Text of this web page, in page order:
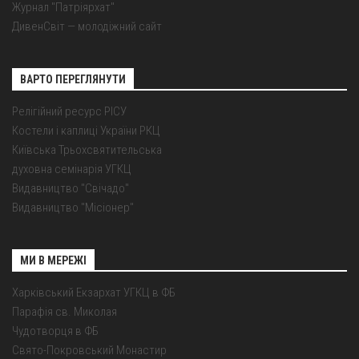
Журнал "Патріярхат"
ДивенСвіт — молодіжний сайт
ВАРТО ПЕРЕГЛЯНУТИ
Релігійний ресурс РІСУ
Костели і каплиці України РКЦ
Київська Трьохсвятительська
духовна семінарія УГКЦ
Видавництво "Свічадо"
Видавництво "Місіонер"
МИ В МЕРЕЖІ
Харківський Екзархат УГКЦ в ФБ
Парафія св. Миколая
Чудотворця в ФБ
Свято-Покровський Монастир